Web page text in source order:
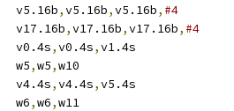
	ext	v5.16b
,v5.16b,v5.16b, #4
	ext	v17.16b
,v17.16b,v17.16b, #4
	add	v0.4s
,v0.4s,v1.4s
	add	w5
,w5,w10
	add	v4.4s
,v4.4s,v5.4s
	add	w6
,w6,w11